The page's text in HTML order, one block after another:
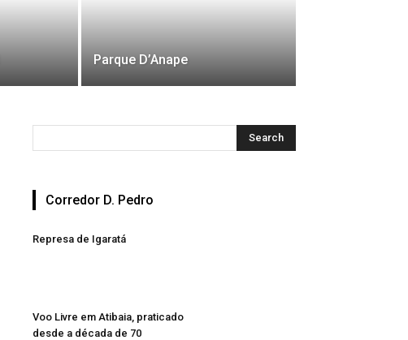
Parque D’Anape
Corredor D. Pedro
Represa de Igaratá
Voo Livre em Atibaia, praticado
desde a década de 70